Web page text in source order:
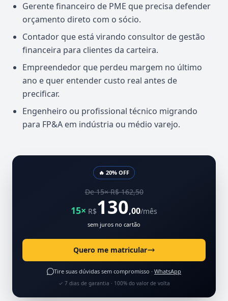
Gerente financeiro de PME que precisa defender
orçamento direto com o sócio.
Contador que está virando consultor de gestão
financeira para clientes da carteira.
Empreendedor que perdeu margem no último
ano e quer entender custo real antes de
precificar.
Engenheiro ou profissional técnico migrando
para FP&A em indústria ou médio varejo.
🔥 20% OFF
De 15× R$ 162,50
15× R$130,00/mês
sem juros no cartão
Quero me matricular
Tire suas dúvidas sem compromisso · WhatsApp
✓ 7 dias de garantia · 100% do valor de volta